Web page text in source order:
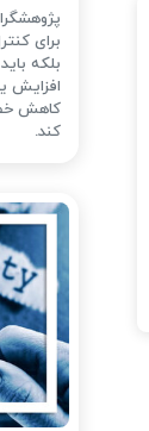
برای
بلکه
افزایش
کاهش
کند.